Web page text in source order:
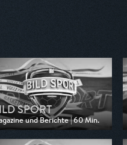
SPORT
und Berichte | 60 Min.
von WELT
03.05.2026, 14:00